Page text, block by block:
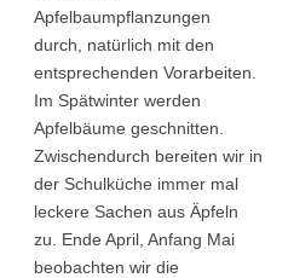
Apfelbaumpflanzungen
durch, natürlich mit den
entsprechenden Vorarbeiten.
Im Spätwinter werden
Apfelbäume geschnitten.
Zwischendurch bereiten wir in
der Schulküche immer mal
leckere Sachen aus Äpfeln
zu. Ende April, Anfang Mai
beobachten wir die